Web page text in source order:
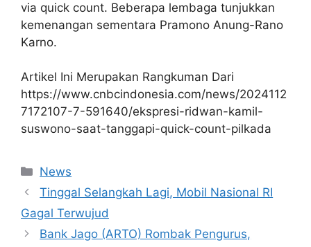
via quick count. Beberapa lembaga tunjukkan
kemenangan sementara Pramono Anung-Rano
Karno.
Artikel Ini Merupakan Rangkuman Dari
https://www.cnbcindonesia.com/news/2024112
7172107-7-591640/ekspresi-ridwan-kamil-
suswono-saat-tanggapi-quick-count-pilkada
Kategori
News
Tinggal Selangkah Lagi, Mobil Nasional RI
Gagal Terwujud
Bank Jago (ARTO) Rombak Pengurus,